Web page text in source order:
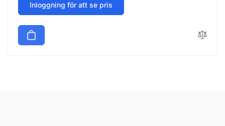
Inloggning för att se pris